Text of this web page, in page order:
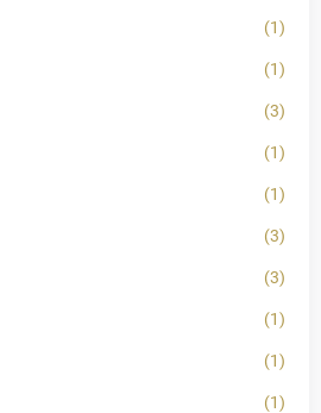
(1)
(1)
(3)
(1)
(1)
(3)
(3)
(1)
(1)
(1)